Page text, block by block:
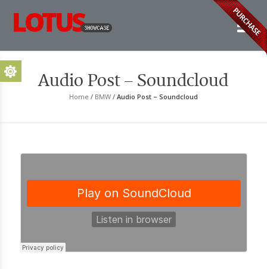
Audio Post – Soundcloud
Home / BMW/ Audio Post – Soundcloud